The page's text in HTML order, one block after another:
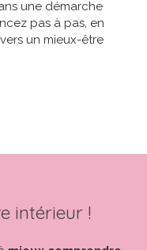
une démarche
pas à pas, en
un mieux-être
intérieur !